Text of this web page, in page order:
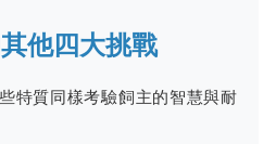
他四大挑戰
特質同樣考驗飼主的智慧與耐